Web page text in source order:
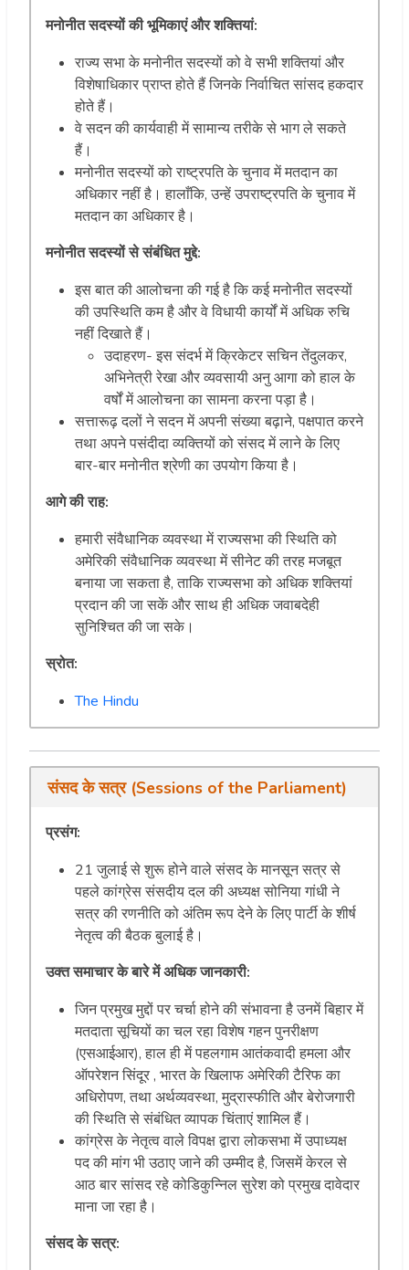
मनोनीत सदस्यों की भूमिकाएं और शक्तियां:
राज्य सभा के मनोनीत सदस्यों को वे सभी शक्तियां और
विशेषाधिकार प्राप्त होते हैं जिनके निर्वाचित सांसद हकदार
होते हैं।
वे सदन की कार्यवाही में सामान्य तरीके से भाग ले सकते
हैं।
मनोनीत सदस्यों को राष्ट्रपति के चुनाव में मतदान का
अधिकार नहीं है। हालाँकि, उन्हें उपराष्ट्रपति के चुनाव में
मतदान का अधिकार है।
मनोनीत सदस्यों से संबंधित मुद्दे:
इस बात की आलोचना की गई है कि कई मनोनीत सदस्यों
की उपस्थिति कम है और वे विधायी कार्यों में अधिक रुचि
नहीं दिखाते हैं।
उदाहरण- इस संदर्भ में क्रिकेटर सचिन तेंदुलकर,
अभिनेत्री रेखा और व्यवसायी अनु आगा को हाल के
वर्षों में आलोचना का सामना करना पड़ा है।
सत्तारूढ़ दलों ने सदन में अपनी संख्या बढ़ाने, पक्षपात करने
तथा अपने पसंदीदा व्यक्तियों को संसद में लाने के लिए
बार-बार मनोनीत श्रेणी का उपयोग किया है।
आगे की राह:
हमारी संवैधानिक व्यवस्था में राज्यसभा की स्थिति को
अमेरिकी संवैधानिक व्यवस्था में सीनेट की तरह मजबूत
बनाया जा सकता है, ताकि राज्यसभा को अधिक शक्तियां
प्रदान की जा सकें और साथ ही अधिक जवाबदेही
सुनिश्चित की जा सके।
स्रोत:
The Hindu
संसद के सत्र (Sessions of the Parliament)
प्रसंग:
21 जुलाई से शुरू होने वाले संसद के मानसून सत्र से
पहले कांग्रेस संसदीय दल की अध्यक्ष सोनिया गांधी ने
सत्र की रणनीति को अंतिम रूप देने के लिए पार्टी के शीर्ष
नेतृत्व की बैठक बुलाई है।
उक्त समाचार के बारे में अधिक जानकारी:
जिन प्रमुख मुद्दों पर चर्चा होने की संभावना है उनमें बिहार में
मतदाता सूचियों का चल रहा विशेष गहन पुनरीक्षण
(एसआईआर), हाल ही में पहलगाम आतंकवादी हमला और
ऑपरेशन सिंदूर , भारत के खिलाफ अमेरिकी टैरिफ का
अधिरोपण, तथा अर्थव्यवस्था, मुद्रास्फीति और बेरोजगारी
की स्थिति से संबंधित व्यापक चिंताएं शामिल हैं।
कांग्रेस के नेतृत्व वाले विपक्ष द्वारा लोकसभा में उपाध्यक्ष
पद की मांग भी उठाए जाने की उम्मीद है, जिसमें केरल से
आठ बार सांसद रहे कोडिकुन्निल सुरेश को प्रमुख दावेदार
माना जा रहा है।
संसद के सत्र: